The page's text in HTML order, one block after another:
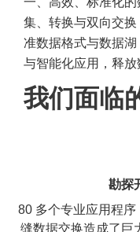
集、转换与双向交
准数据格式与数据
与智能化应用，释放
我们面临
勘探
80 多个专业应用程
缝数据交换造成了巨